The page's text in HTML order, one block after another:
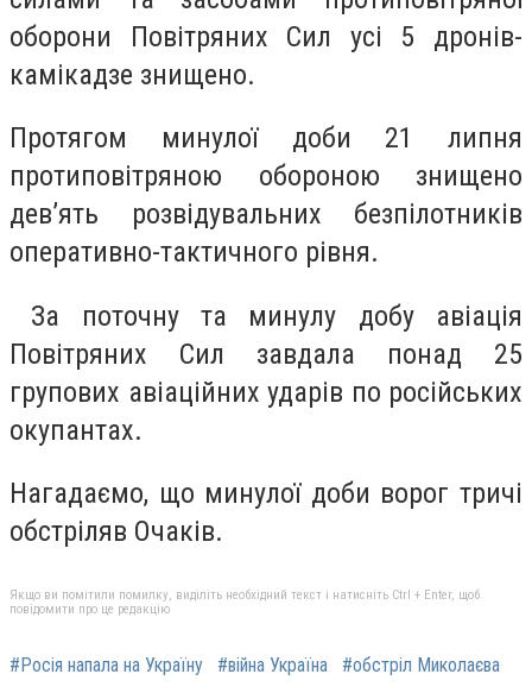
оборони Повітряних Сил усі 5 дронів-
камікадзе знищено.
Протягом минулої доби 21 липня
протиповітряною обороною знищено
дев’ять розвідувальних безпілотників
оперативно-тактичного рівня.
За поточну та минулу добу авіація
Повітряних Сил завдала понад 25
групових авіаційних ударів по російських
окупантах.
Нагадаємо, що минулої доби ворог тричі
обстріляв Очаків.
Якщо ви помітили помилку, виділіть необхідний текст і натисніть Ctrl + Enter, щоб
повідомити про це редакцію
#Росія напала на Україну #війна Україна #обстріл Миколаєва